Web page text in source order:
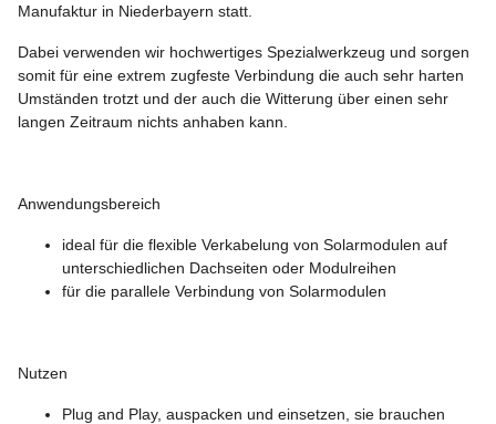
Manufaktur in Niederbayern statt.
Dabei verwenden wir hochwertiges Spezialwerkzeug und sorgen
somit für eine extrem zugfeste Verbindung die auch sehr harten
Umständen trotzt und der auch die Witterung über einen sehr
langen Zeitraum nichts anhaben kann.
Anwendungsbereich
ideal für die flexible Verkabelung von Solarmodulen auf
unterschiedlichen Dachseiten oder Modulreihen
für die parallele Verbindung von Solarmodulen
Nutzen
Plug and Play, auspacken und einsetzen, sie brauchen